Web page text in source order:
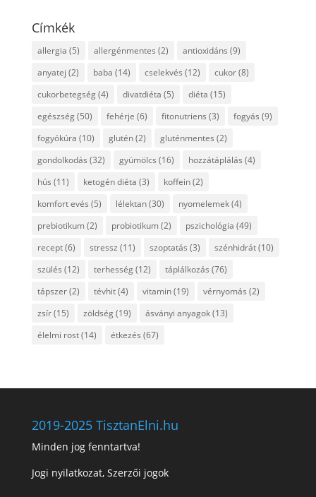
Címkék
allergia (5) allergénmentes (2) antioxidáns (9)
anyatej (2) baba (14) cselekvés (12) cukor(8)
cukorbetegség(4) divatdiéta (5) diéta (15)
egészség(50) fehérje (6) fitonutriens (3) fogyás (9)
fogyókúra (10) glutén(2) gluténmentes (2)
gondolkodás (32) gyümölcs (16) hozzátáplálás (4)
hús (11) ketogén diéta (3) koffein(2)
komfort evés (5) lélektan(30) nyomelemek(4)
prebiotikum(2) probiotikum(2) pszichológia (49)
recept(6) stressz (11) szoptatás (3) szénhidrát(10)
szülés (12) terhesség(12) táplálkozás (76)
tápszer(2) tévhit(4) vitamin(19) vérnyomás (2)
zsír(15) zöldség(19) ásványi anyagok(13)
élelmi rost(14) étkezés (67)
2019-2025 TisztanElni.hu
Minden jog fenntartva!
Jogi nyilatkozat, Szerzői jogok